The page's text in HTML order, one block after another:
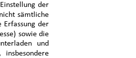
der
sämtliche
Erfassung der
sowie die
und